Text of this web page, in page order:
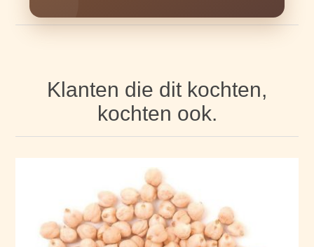
Klanten die dit kochten,
kochten ook.